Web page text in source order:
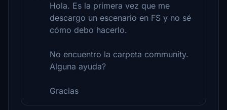
Hola. Es la primera vez que me
descargo un escenario en FS y no sé
cómo debo hacerlo.
No encuentro la carpeta community.
Alguna ayuda?
Gracias